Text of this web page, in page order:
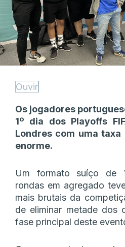
Ouvir
Os jogadores
1º dia dos Playoffs
Londres com uma
enorme.
Um formato suíço de
rondas em agregado
mais brutais da
de eliminar metade dos
fase principal deste